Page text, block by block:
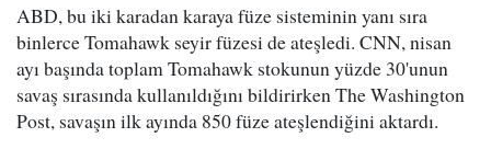
ABD, bu iki karadan karaya füze sisteminin yanı sıra
binlerce Tomahawk seyir füzesi de ateşledi. CNN, nisan
ayı başında toplam Tomahawk stokunun yüzde 30'unun
savaş sırasında kullanıldığını bildirirken The Washington
Post, savaşın ilk ayında 850 füze ateşlendiğini aktardı.